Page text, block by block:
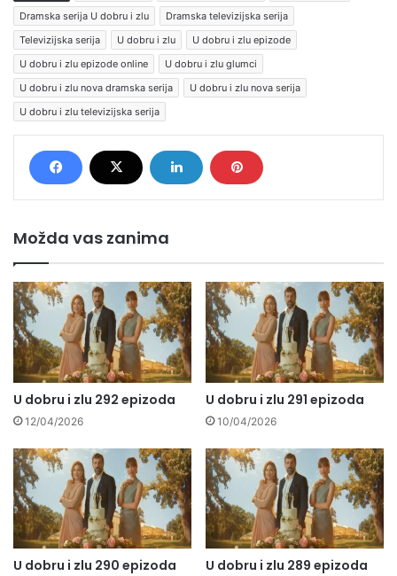
Dramska serija U dobru i zlu
Dramska televizijska serija
Televizijska serija
U dobru i zlu
U dobru i zlu epizode
U dobru i zlu epizode online
U dobru i zlu glumci
U dobru i zlu nova dramska serija
U dobru i zlu nova serija
U dobru i zlu televizijska serija
Možda vas zanima
U dobru i zlu 292 epizoda
12/04/2026
U dobru i zlu 291 epizoda
10/04/2026
U dobru i zlu 290 epizoda U dobru i zlu 289 epizoda